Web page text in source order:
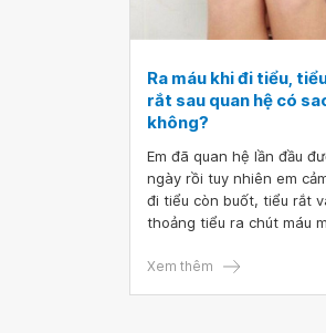
Ra máu khi đi tiểu,
rắt sau quan hệ có
không?
Em đã quan hệ lần đầu
ngày rồi tuy nhiên em
đi tiểu còn buốt, tiểu rắt
thoảng tiểu ra chút máu
cho em hỏi ra máu khi đi
Xem thêm